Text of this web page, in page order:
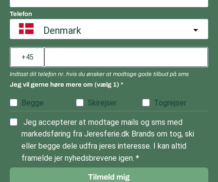
Telefon
Denmark
Indtast dit telefon nr. hvis du ønsker at modtage gode tilbud på sms
Jeg vil gerne høre mere om (vælg 1)
Begge Skirejser Togrejser
Jeg accepterer at modtage mails og sms med
markedsføring fra Jeresferie.dk Brands om tog, ski
eller begge dele udfra jeres interesse. I kan altid
framelde jer nyhedsbrevene igen.
Tilmeld mig